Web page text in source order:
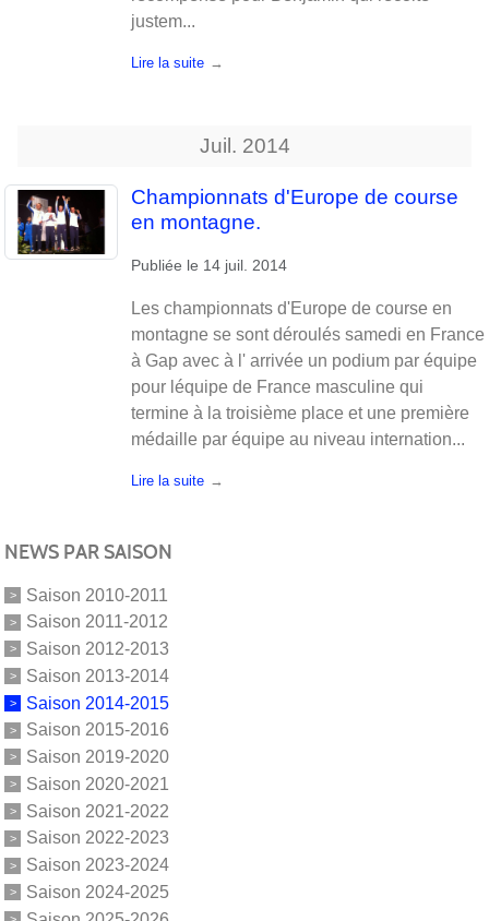
justem...
Lire la suite
Juil. 2014
Championnats d'Europe de course
en montagne.
Publiée le 14 juil. 2014
Les championnats d'Europe de course en
montagne se sont déroulés samedi en France
à Gap avec à l' arrivée un podium par équipe
pour léquipe de France masculine qui
termine à la troisième place et une première
médaille par équipe au niveau internation...
Lire la suite
NEWS PAR SAISON
Saison 2010-2011
Saison 2011-2012
Saison 2012-2013
Saison 2013-2014
Saison 2014-2015
Saison 2015-2016
Saison 2019-2020
Saison 2020-2021
Saison 2021-2022
Saison 2022-2023
Saison 2023-2024
Saison 2024-2025